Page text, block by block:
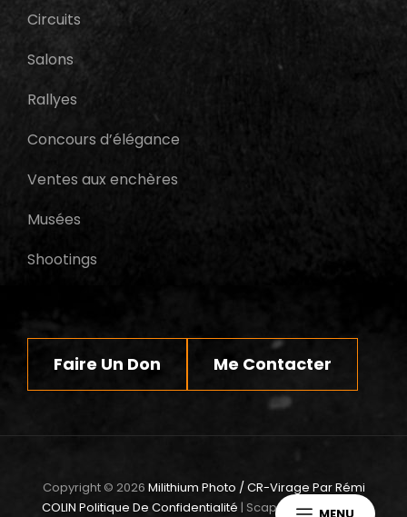
Circuits
Salons
Rallyes
Concours d’élégance
Ventes aux enchères
Musées
Shootings
Faire Un Don Me Contacter
Copyright © 2026 Milithium Photo / CR-Virage Par Rémi
COLIN Politique De Confidentialité | ScapeShot ByCatch